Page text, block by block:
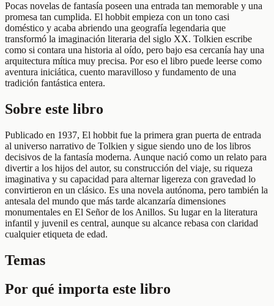
Pocas novelas de fantasía poseen una entrada tan memorable y una
promesa tan cumplida. El hobbit empieza con un tono casi
doméstico y acaba abriendo una geografía legendaria que
transformó la imaginación literaria del siglo XX. Tolkien escribe
como si contara una historia al oído, pero bajo esa cercanía hay una
arquitectura mítica muy precisa. Por eso el libro puede leerse como
aventura iniciática, cuento maravilloso y fundamento de una
tradición fantástica entera.
Sobre este libro
Publicado en 1937, El hobbit fue la primera gran puerta de entrada
al universo narrativo de Tolkien y sigue siendo uno de los libros
decisivos de la fantasía moderna. Aunque nació como un relato para
divertir a los hijos del autor, su construcción del viaje, su riqueza
imaginativa y su capacidad para alternar ligereza con gravedad lo
convirtieron en un clásico. Es una novela autónoma, pero también la
antesala del mundo que más tarde alcanzaría dimensiones
monumentales en El Señor de los Anillos. Su lugar en la literatura
infantil y juvenil es central, aunque su alcance rebasa con claridad
cualquier etiqueta de edad.
Temas
Por qué importa este libro